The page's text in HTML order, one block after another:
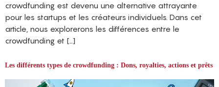
crowdfunding est devenu une alternative attrayante
pour les startups et les créateurs individuels. Dans cet
article, nous explorerons les différences entre le
crowdfunding et […]
Les différents types de crowdfunding : Dons, royalties, actions et prêts